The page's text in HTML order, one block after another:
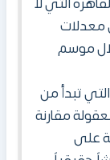
معدلات
موسم
التي تبدأ من
معقولة مقارنة
على